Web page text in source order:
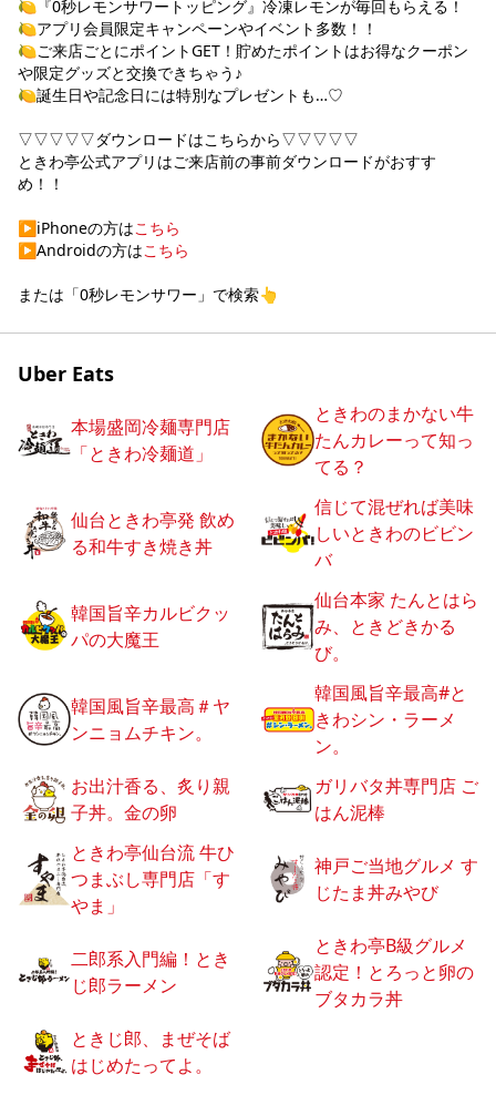
🍋『0秒レモンサワートッピング』冷凍レモンが毎回もらえる！
🍋アプリ会員限定キャンペーンやイベント多数！！
🍋ご来店ごとにポイントGET！貯めたポイントはお得なクーポン
や限定グッズと交換できちゃう♪
🍋誕生日や記念日には特別なプレゼントも…♡
▽▽▽▽▽ダウンロードはこちらから▽▽▽▽▽
ときわ亭公式アプリはご来店前の事前ダウンロードがおすす
め！！
▶︎iPhoneの方はこちら
▶︎Androidの方はこちら
または「0秒レモンサワー」で検索👆
Uber Eats
本場盛岡冷麺専門店
「ときわ冷麺道」
ときわのまかない牛
たんカレーって知っ
てる？
仙台ときわ亭発 飲め
る和牛すき焼き丼
信じて混ぜれば美味
しいときわのビビン
バ
韓国旨辛カルビクッ
パの大魔王
仙台本家 たんとはら
み、ときどきかる
び。
韓国風旨辛最高＃ヤ
ンニョムチキン。
韓国風旨辛最高#と
きわシン・ラーメ
ン。
お出汁香る、炙り親
子丼。金の卵
ガリバタ丼専門店 ご
はん泥棒
ときわ亭仙台流 牛ひ
つまぶし専門店「す
やま」
神戸ご当地グルメ す
じたま丼みやび
二郎系入門編！とき
じ郎ラーメン
ときわ亭B級グルメ
認定！とろっと卵の
ブタカラ丼
ときじ郎、まぜそば
はじめたってよ。